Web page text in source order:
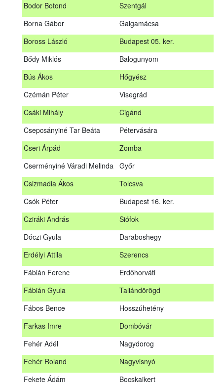
Bodor Botond
Szentgál
Borna Gábor
Galgamácsa
Boross László
Budapest 05. ker.
Bődy Miklós
Balogunyom
Bús Ákos
Hőgyész
Czémán Péter
Visegrád
Csáki Mihály
Cigánd
Csepcsányiné Tar Beáta
Pétervására
Cseri Árpád
Zomba
Cserményiné Váradi Melinda Győr
Csizmadia Ákos
Tolcsva
Csók Péter
Budapest 16. ker.
Cziráki András
Siófok
Dóczi Gyula
Daraboshegy
Erdélyi Attila
Szerencs
Fábián Ferenc
Erdőhorváti
Fábián Gyula
Taliándörögd
Fábos Bence
Hosszúhetény
Farkas Imre
Dombóvár
Fehér Adél
Nagydorog
Fehér Roland
Nagyvisnyó
Fekete Ádám
Bocskaikert
Tiszanána
Almamellék
Felsőtárkány
Balogh Máté
Baranyajenő
Arló
Várdomb
Bodor Botond
Szentgál
Boross László
Bődy Miklós
Bús Ákos
Hőgyész
Barcs
Cseri Árpád
Cserményiné Váradi Melinda
Csók Péter
Budapest 16. ker.
Daraboshegy
Erdőhorváti
Taliándörögd